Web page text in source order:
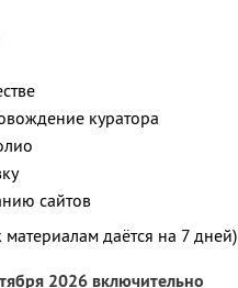
куратора
сайтов
даётся на 7 дней)
2026 включительно